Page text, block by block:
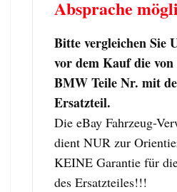
Absprache
Bitte vergleichen Sie
vor dem Kauf die von
BMW Teile Nr. mit
Ersatzteil.
Die eBay Fahrzeug-
dient NUR zur
KEINE Garantie für
des Ersatzteiles!!!